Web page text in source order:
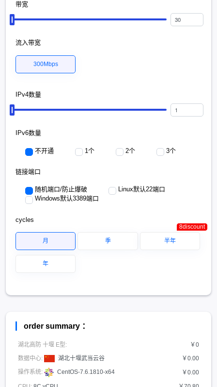
带宽
流入带宽
300Mbps
IPv4数量
IPv6数量
不开通 1个 2个 3个
链接端口
随机端口/防止爆破
Linux默认22端口
Windows默认3389端口
cycles
月 季
8discount
半年
8discount
年
8discount
order summary ：
湖北高防 十堰 E型:
￥0
数据中心:
湖北十堰武当云谷 ￥0.00
操作系统: CentOS-7.6.1810-x64 ￥0.00